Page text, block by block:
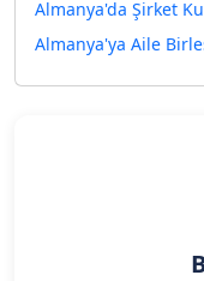
Almanya'da Şirket
Almanya'ya Aile